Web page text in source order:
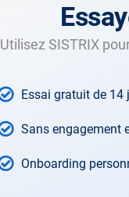
Utilisez SISTRIX
Essai gratuit de 14
Sans engagement
Onboarding